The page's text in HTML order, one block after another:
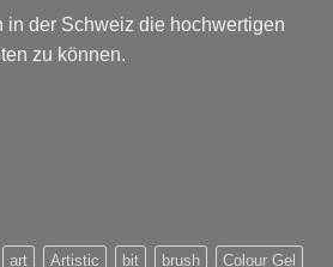
in der Schweiz die hochwertigen
zu können.
art Artistic bit brush Colour Gel